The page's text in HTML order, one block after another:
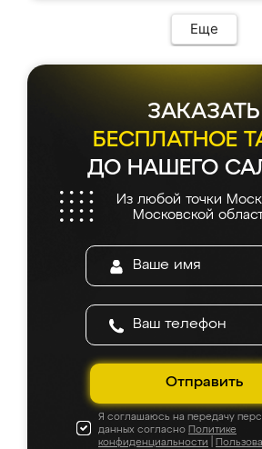
Еще
ЗАКАЗАТЬ
БЕСПЛАТНОЕ
ДО НАШЕГО
Из любой точки
Московской
Отправить
Я соглашаюсь на передачу
данных согласно Политике
конфиденциальности